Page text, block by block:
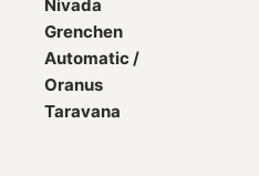
Nivada
Grenchen
Automatic /
Oranus
Taravana